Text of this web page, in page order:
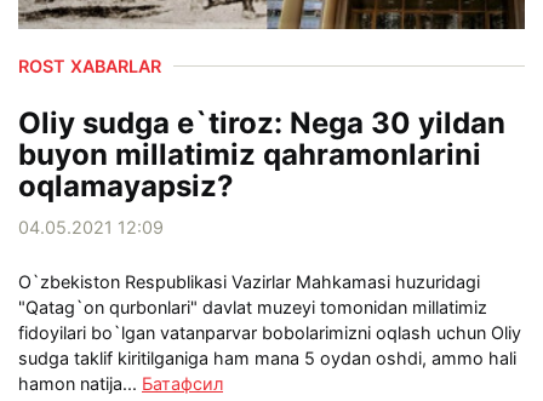
ROST XABARLAR
Oliy sudga e`tiroz: Nega 30 yildan
buyon millatimiz qahramonlarini
oqlamayapsiz?
04.05.2021 12:09
O`zbekiston Respublikasi Vazirlar Mahkamasi huzuridagi
"Qatag`on qurbonlari" davlat muzeyi tomonidan millatimiz
fidoyilari bo`lgan vatanparvar bobolarimizni oqlash uchun Oliy
sudga taklif kiritilganiga ham mana 5 oydan oshdi, ammo hali
hamon natija... Батафсил